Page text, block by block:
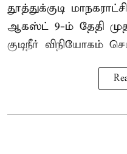
தூத்துக்குடி மாநகராட்சி
ஆகஸ்ட் 9-ம் தேதி
குடிநீர் விநியோகம்